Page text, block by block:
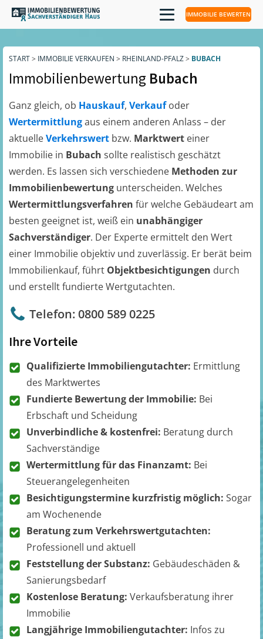
IMMOBILIE BEWERTEN
START> IMMOBILIE VERKAUFEN > RHEINLAND-PFALZ> BUBACH
Immobilienbewertung Bubach
Ganz gleich, ob Hauskauf, Verkaufoder
Wertermittlungaus einem anderen Anlass – der
aktuelleVerkehrswert bzw. Marktwert einer
Immobilie in Bubach sollte realistisch geschätzt
werden. Es lassen sich verschiedene Methoden zur
Immobilienbewertung unterscheiden. Welches
Wertermittlungsverfahren für welche Gebäudeart am
besten geeignet ist, weiß ein unabhängiger
Sachverständiger. Der Experte ermittelt den Wert
einer Immobilie objektiv und zuverlässig. Er berät beim
Immobilienkauf, führt Objektbesichtigungen durch
und erstellt fundierte Wertgutachten.
Telefon: 0800 589 0225
Ihre Vorteile
Qualifizierte Immobiliengutachter: Ermittlung
des Marktwertes
Fundierte Bewertung der Immobilie: Bei
Erbschaft und Scheidung
Unverbindliche & kostenfrei: Beratung durch
Sachverständige
Wertermittlung für das Finanzamt: Bei
Steuerangelegenheiten
Besichtigungstermine kurzfristig möglich: Sogar
am Wochenende
Beratung zum Verkehrswertgutachten:
Professionell und aktuell
Feststellung der Substanz: Gebäudeschäden &
Sanierungsbedarf
Kostenlose Beratung: Verkaufsberatung ihrer
Immobilie
Langjährige Immobiliengutachter: Infos zu